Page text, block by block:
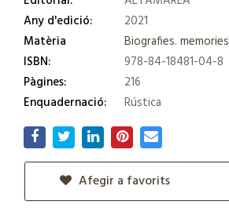
Any d'edició:
2021
Matèria
Biografies. memories
ISBN:
978-84-18481-04-8
Pàgines:
216
Enquadernació:
Rústica
Afegir a favorits